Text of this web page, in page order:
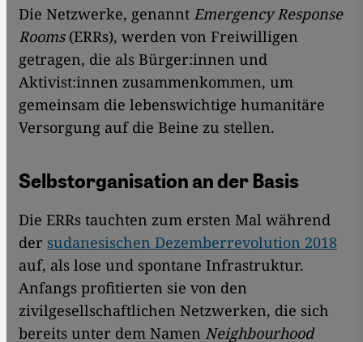
Die Netzwerke, genannt Emergency Response
Rooms(ERRs), werden von Freiwilligen
getragen, die als Bürger:innen und
Aktivist:innen zusammenkommen, um
gemeinsam die lebenswichtige humanitäre
Versorgung auf die Beine zu stellen.
Selbstorganisation an der Basis
Die ERRs tauchten zum ersten Mal während
der sudanesischen Dezemberrevolution 2018
auf, als lose und spontane Infrastruktur.
Anfangs profitierten sie von den
zivilgesellschaftlichen Netzwerken, die sich
bereits unter dem Namen Neighbourhood